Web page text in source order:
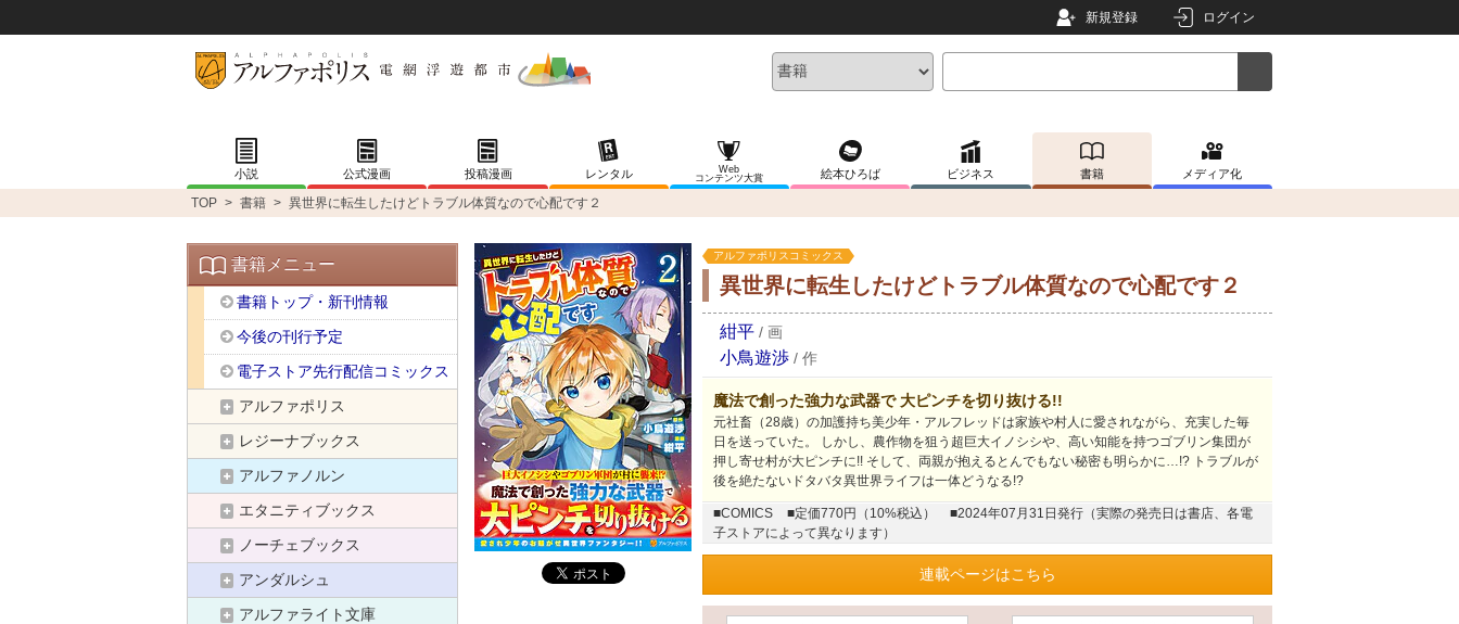
新規登録 ログイン
小説 公式漫画 投稿漫画 レンタル
Web
コンテンツ大賞
絵本ひろば ビジネス 書籍 メディア化
TOP > 書籍 > 異世界に転生したけどトラブル体質なので心配です２
アルファポリスコミックス
異世界に転生したけどトラブル体質なので心配です２
紺平 / 画
小鳥遊渉 / 作
魔法で創った強力な武器で 大ピンチを切り抜ける!!
元社畜（28歳）の加護持ち美少年・アルフレッドは家族や村人に愛されながら、充実した毎
日を送っていた。 しかし、農作物を狙う超巨大イノシシや、高い知能を持つゴブリン集団が
押し寄せ村が大ピンチに!! そして、両親が抱えるとんでもない秘密も明らかに…!? トラブルが
後を絶たないドタバタ異世界ライフは一体どうなる!?
■COMICS ■定価770円（10%税込）
■2024年07月31日発行（実際の発売日は書店、各電
子ストアによって異なります）
連載ページはこちら
書籍メニュー
書籍トップ・新刊情報
今後の刊行予定
電子ストア先行配信コミックス
アルファポリス
レジーナブックス
アルファノルン
エタニティブックス
ノーチェブックス
アンダルシュ
アルファライト文庫